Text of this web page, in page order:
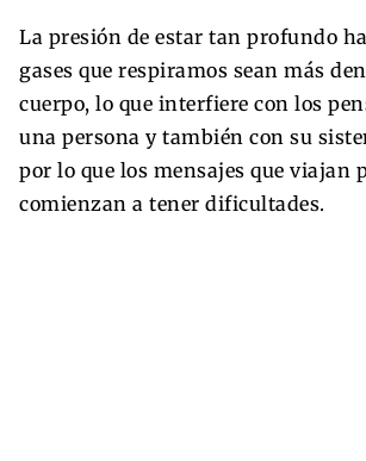
La presión de estar tan profundo
gases que respiramos sean más
cuerpo, lo que interfiere con los
una persona y también con su
por lo que los mensajes que viajan
comienzan a tener dificultades.